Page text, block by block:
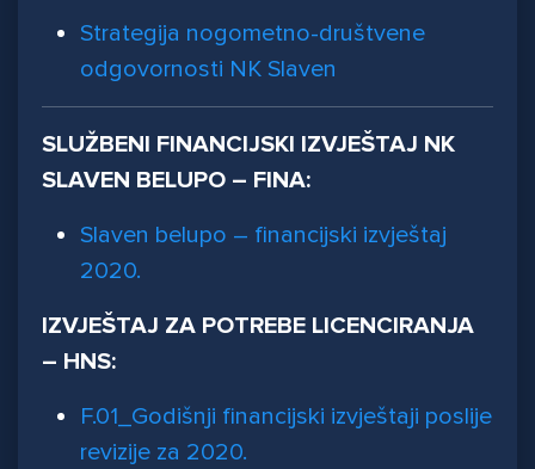
Strategija nogometno-društvene
odgovornosti NK Slaven
SLUŽBENI FINANCIJSKI IZVJEŠTAJ NK
SLAVEN BELUPO – FINA:
Slaven belupo – financijski izvještaj
2020.
IZVJEŠTAJ ZA POTREBE LICENCIRANJA
– HNS:
F.01_Godišnji financijski izvještaji poslije
revizije za 2020.